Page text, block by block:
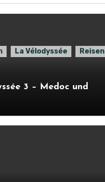
La Vélodyssée
Reisen
3 – Medoc und